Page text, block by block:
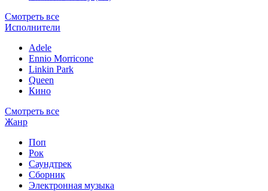
Смотреть все
Исполнители
Adele
Ennio Morricone
Linkin Park
Queen
Кино
Смотреть все
Жанр
Поп
Рок
Саундтрек
Сборник
Электронная музыка